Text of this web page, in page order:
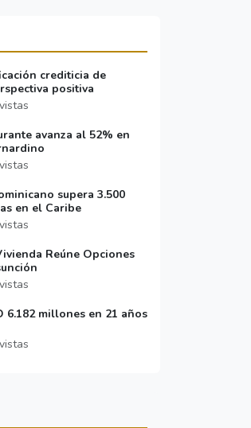
crediticia de
positiva
avanza al 52% en
supera 3.500
en el Caribe
Reúne Opciones
6.182 millones en 21 años